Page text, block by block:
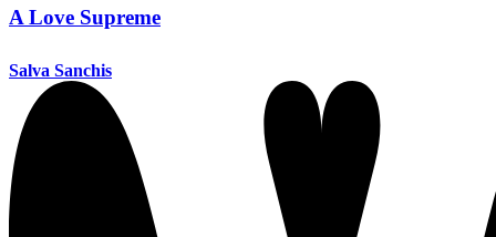
A Love Supreme
Salva Sanchis